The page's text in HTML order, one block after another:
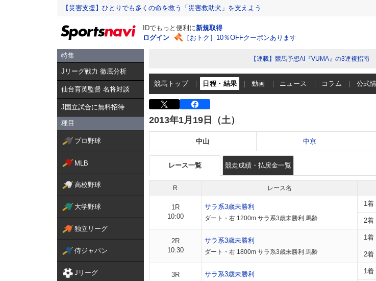
【災害支援】ひとりでも多くの命を救う「災害救助犬」を支えよう
IDでもっと便利に新規取得
ログイン
［おトク］10％OFFクーポンあります
特集
Jリーグ戦力 徹底分析
仙台育英監督 名将対談
J国立試合に無料招待
種目
プロ野球
MLB
高校野球
大学野球
独立リーグ
侍ジャパン
Jリーグ
【連載】競馬予想AI『VUMA』の3連複指南
競馬トップ 日程・結果 動画 ニュース コラム 公式
2013年1月19日（土）
中山 中京
レース一覧 競走成績・払戻金一覧
R レース名
1R
10:00
サラ系3歳未勝利
ダート・右 1200m サラ系3歳未勝利 馬齢
1着
2着
2R
10:30
サラ系3歳未勝利
ダート・右 1800m サラ系3歳未勝利 馬齢
1着
2着
3R
サラ系3歳未勝利 1着